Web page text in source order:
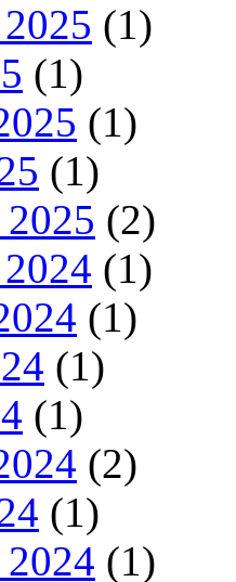
(1)
(1)
(1)
(1)
(2)
(1)
(1)
(1)
(1)
(2)
(1)
(1)